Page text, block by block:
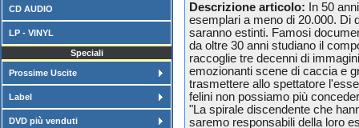
CD AUDIO
LP - VINYL
Speciali
Prossime Uscite
Label
DVD più venduti
Descrizione articolo: In 50
esemplari a meno di 20.000. Di
saranno estinti. Famosi
da oltre 30 anni studiano il
raccoglie tre decenni di
emozionanti scene di caccia e
trasmettere allo spettatore
felini non possiamo più
"La spirale discendente che
saremo responsabili della loro